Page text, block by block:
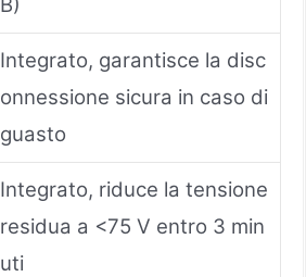
Integrato, garantisce la disc
onnessione sicura in caso di
guasto
Integrato, riduce la tensione
residua a <75 V entro 3 min
uti